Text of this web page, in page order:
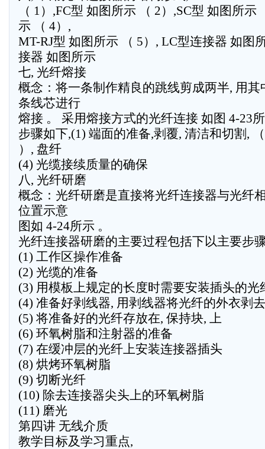
（ 1）,FC型 如图所示 （ 2）,SC型 如图所示
示 （ 4）,
MT-RJ型 如图所示 （ 5）, LC型连接器 如图
接器 如图所示
七, 光纤熔接
概念：将一条制作精良的跳线剪成两半, 用
条线芯进行
熔接 。 采用熔接方式的光纤连接 如图 4-23
步骤如下,(1) 端面的准备,剥覆, 清洁和切割,
）, 盘纤
(4) 光缆接续质量的确保
八, 光纤研磨
概念：光纤研磨是直接将光纤连接器与光纤
位置示意
图如 4-24所示 。
光纤连接器研磨的主要过程包括下以主要步
(1) 工作区操作准备
(2) 光缆的准备
(3) 用模板上规定的长度时需要安装插头的光
(4) 准备好剥线器, 用剥线器将光纤的外衣剥去
(5) 将准备好的光纤存放在, 保持块, 上
(6) 环氧树脂和注射器的准备
(7) 在缓冲层的光纤上安装连接器插头
(8) 烘烤环氧树脂
(9) 切断光纤
(10) 除去连接器尖头上的环氧树脂
(11) 磨光
第四讲 无线介质
教学目标及学习重点,